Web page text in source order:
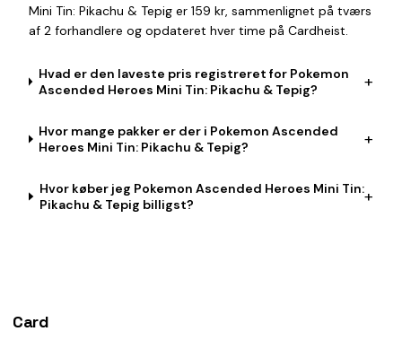
Mini Tin: Pikachu & Tepig er 159 kr, sammenlignet på tværs
af 2 forhandlere og opdateret hver time på Cardheist.
Hvad er den laveste pris registreret for Pokemon
Ascended Heroes Mini Tin: Pikachu & Tepig?
+
Hvor mange pakker er der i Pokemon Ascended
Heroes Mini Tin: Pikachu & Tepig?
+
Hvor køber jeg Pokemon Ascended Heroes Mini Tin:
Pikachu & Tepig billigst?
+
Card